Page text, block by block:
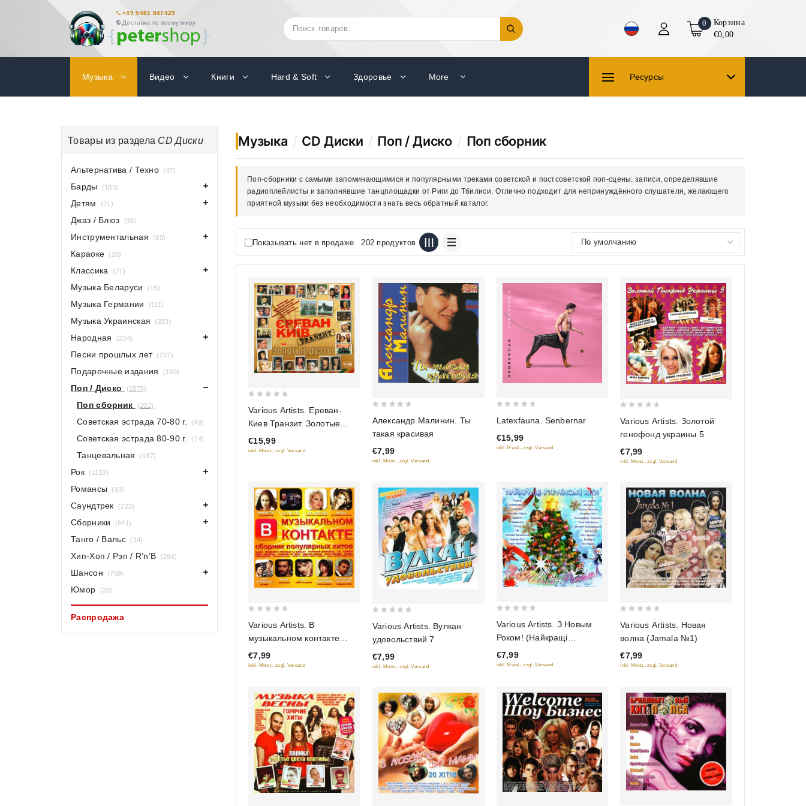
+49 5481 847429
Доставка по всему миру
Искать: 0
Корзина
€0,00
Музыка Видео Книги Hard & Soft Здоровье More Ресурсы
Музыка / CD Диски / Поп / Диско / Поп сборник
Поп-сборники с самыми запоминающимися и популярными треками советской и постсоветской поп-сцены: записи, определявшие
радиоплейлисты и заполнявшие танцплощадки от Риги до Тбилиси. Отлично подходит для непринуждённого слушателя, желающего
приятной музыки без необходимости знать весь обратный каталог.
Показывать нет в продаже 202 продуктов
of
5
Various Artists. Ереван-
Киев Транзит. Золотые
дуэты (CD+DVD)
(Подарочное издание)
€15,99
inkl. Mwst., zzgl. Versand
of
5
Александр Малинин. Ты
такая красивая
€7,99
inkl. Mwst., zzgl. Versand
of
5
Latexfauna. Senbernar
€15,99
inkl. Mwst., zzgl. Versand
of
5
Various Artists. Золотой
генофонд украины 5
€7,99
inkl. Mwst., zzgl. Versand
of
5
Various Artists. В
музыкальном контакте
(Сборник популярных
хитов)
€7,99
inkl. Mwst., zzgl. Versand
of
5
Various Artists. Вулкан
удовольствий 7
€7,99
inkl. Mwst., zzgl. Versand
of
5
Various Artists. З Новым
Роком! (Найкращi
Українськi Хiтi) (С Новым
Годом)
€7,99
inkl. Mwst., zzgl. Versand
of
5
Various Artists. Новая
волна (Jamala №1)
€7,99
inkl. Mwst., zzgl. Versand
Товары из раздела CD Диски
Альтернатива / Техно (87)
Барды (183)
Детям (21)
Джаз / Блюз (38)
Инструментальная (80)
Караоке (18)
Классика (27)
Музыка Беларуси (15)
Музыка Германии (111)
Музыка Украинская (283)
Народная (234)
Песни прошлых лет (237)
Подарочные издания (199)
Поп / Диско (1575)
Поп сборник (202)
Советская эстрада 70-80 г. (49)
Советская эстрада 80-90 г. (74)
Танцевальная (187)
Рок (1120)
Романсы (93)
Саундтрек (222)
Сборники (641)
Танго / Вальс (14)
Хип-Хоп / Рэп / R’n’B (296)
Шансон (759)
Юмор (33)
Распродажа